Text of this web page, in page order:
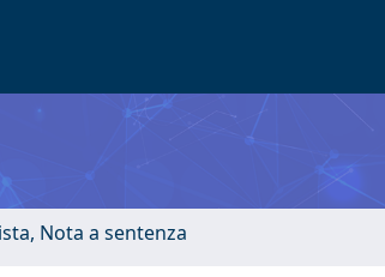
Nota a sentenza